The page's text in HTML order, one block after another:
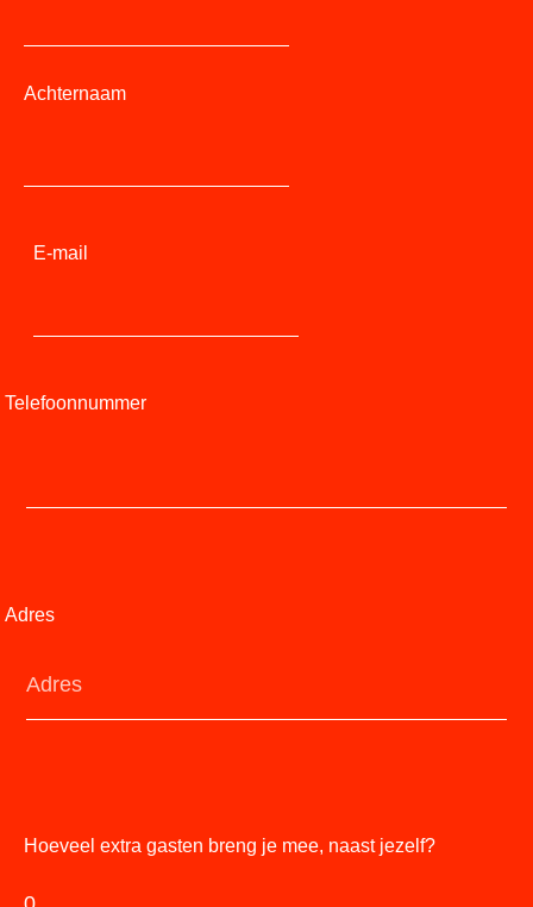
Achternaam
E-mail
Telefoonnummer
Adres
Hoeveel extra gasten breng je mee, naast jezelf?